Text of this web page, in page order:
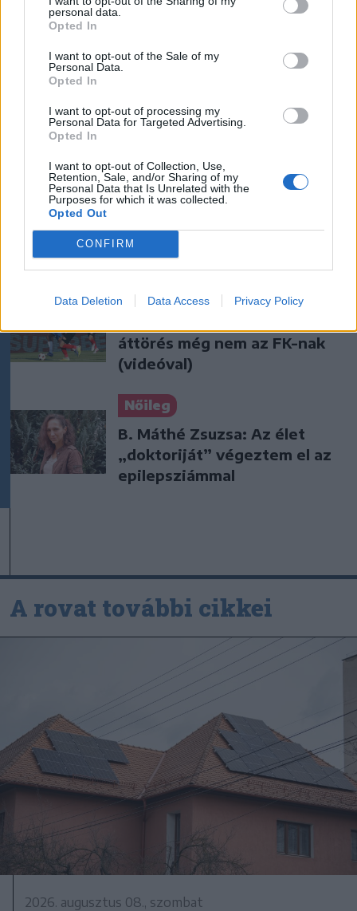
personal data.
Opted In
I want to opt-out of the Sale of my
Personal Data.
Opted In
I want to opt-out of processing my
Personal Data for Targeted Advertising.
Opted In
I want to opt-out of Collection, Use,
Retention, Sale, and/or Sharing of my
Personal Data that Is Unrelated with the
Purposes for which it was collected.
Opted Out
CONFIRM
Data Deletion Data Access Privacy Policy
Húsdarálógépbe szorult egy
tűzoltókra is szükség volt a
műtőben
Székelyhon
Vaddisznó szaladt le a
az egyik kocsira, majd
kilőtték – videóval
Székely Sport
áttörés még nem az FK-nak
(videóval)
Nőileg
B. Máthé Zsuzsa: Az élet
„doktoriját” végeztem el az
epilepsziámmal
A rovat további cikkei
2026. augusztus 08., szombat